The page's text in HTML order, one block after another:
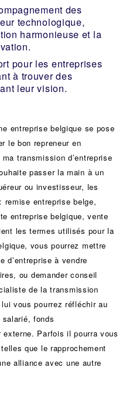
des
technologique,
harmonieuse et la
pour les entreprises
à trouver des
leur vision.
entreprise belgique se pose
le bon repreneur en
transmission d’entreprise
passer la main à un
ou investisseur, les
remise entreprise belge,
entreprise belgique, vente
les termes utilisés pour la
vous pourrez mettre
d’entreprise à vendre
, ou demander conseil
de latransmission
vous pourrez réfléchir au
salarié, fonds
externe. Parfois il pourra vous
que le rapprochement
alliance avec une autre